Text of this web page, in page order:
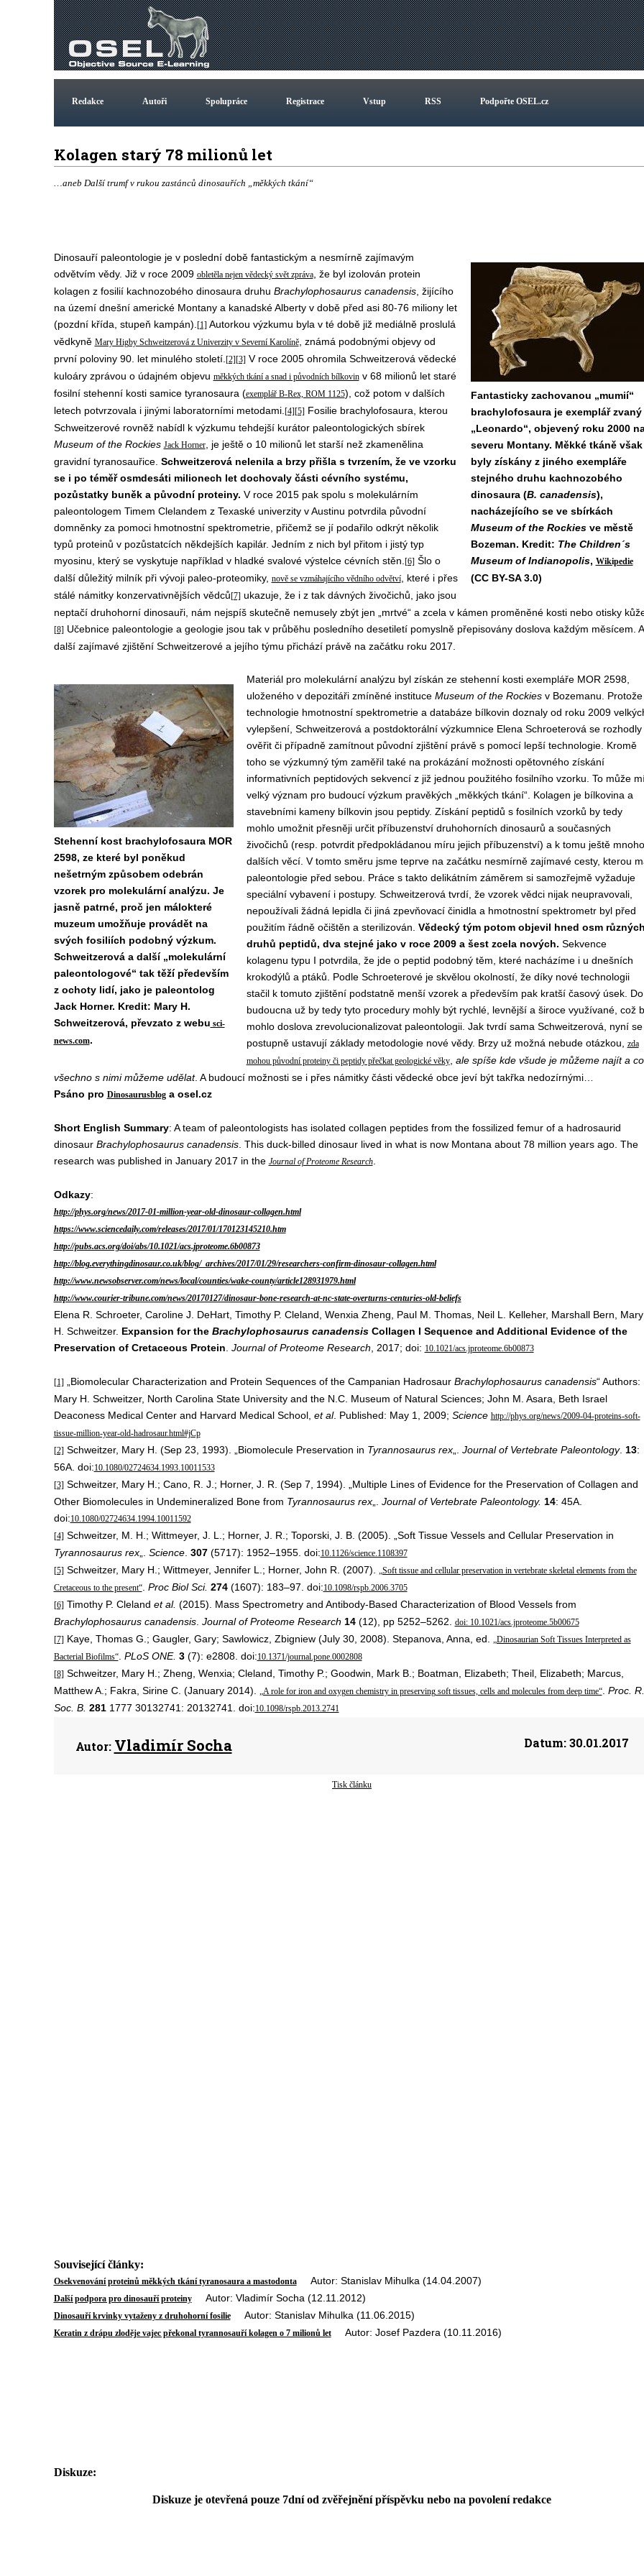
Redakce Autoři Spolupráce Registrace Vstup RSS Podpořte OSEL.cz
Kolagen starý 78 milionů let
…aneb Další trumf v rukou zastánců dinosauřích „měkkých tkání“
Fantasticky zachovanou „mumií“
brachylofosaura je exemplář zvaný
„Leonardo“, objevený roku 2000
severu Montany. Měkké tkáně však
byly získány z jiného exempláře
stejného druhu kachnozobého
dinosaura (B. canadensis),
nacházejícího se ve sbírkách
Museum of the Rockiesve městě
Bozeman. Kredit: The Children´s
Museum of Indianopolis, Wikipedie
(CC BY-SA 3.0)
Dinosauří paleontologie je v poslední době fantastickým a nesmírně zajímavým
odvětvím vědy. Již v roce 2009 obletěla nejen vědecký svět zpráva, že byl izolován protein
kolagen z fosilií kachnozobého dinosaura druhu Brachylophosaurus canadensis, žijícího
na území dnešní americké Montany a kanadské Alberty v době před asi 80-76 miliony let
(pozdní křída, stupeň kampán). [1]Autorkou výzkumu byla v té době již mediálně proslulá
vědkyně Mary Higby Schweitzerová z Univerzity v Severní Karolíně, známá podobnými objevy od
první poloviny 90. let minulého století. [2][3]V roce 2005 ohromila Schweitzerová vědecké
kuloáry zprávou o údajném objevu měkkých tkání a snad i původních bílkovinv 68 milionů let staré
fosilní stehenní kosti samice tyranosaura (exemplář B-Rex, ROM 1125), což potom v dalších
letech potvrzovala i jinými laboratorními metodami. [4][5]Fosilie brachylofosaura, kterou
Schweitzerové rovněž nabídl k výzkumu tehdejší kurátor paleontologických sbírek
Museum of the Rockies Jack Horner, je ještě o 10 milionů let starší než zkamenělina
gravidní tyranosauřice. Schweitzerová nelenila a brzy přišla s tvrzením, že ve vzorku
se i po téměř osmdesáti milionech let dochovaly části cévního systému,
pozůstatky buněk a původní proteiny. V roce 2015 pak spolu s molekulárním
paleontologem Timem Clelandem z Texaské univerzity v Austinu potvrdila původní
domněnky za pomoci hmotnostní spektrometrie, přičemž se jí podařilo odkrýt několik
typů proteinů v pozůstatcích někdejších kapilár. Jedním z nich byl přitom i jistý typ
myosinu, který se vyskytuje například v hladké svalové výstelce cévních stěn. [6]Šlo o
další důležitý milník při vývoji paleo-proteomiky, nově se vzmáhajícího vědního odvětví, které i přes
stálé námitky konzervativnějších vědců[7]ukazuje, že i z tak dávných živočichů, jako jsou
neptačí druhohorní dinosauři, nám nejspíš skutečně nemusely zbýt jen „mrtvé“ a zcela v kámen proměněné kosti nebo otisky
[8]Učebnice paleontologie a geologie jsou tak v průběhu posledního desetiletí pomyslně přepisovány doslova každým měsícem. A
další zajímavé zjištění Schweitzerové a jejího týmu přichází právě na začátku roku 2017.
Stehenní kost brachylofosaura MOR
2598, ze které byl poněkud
nešetrným způsobem odebrán
vzorek pro molekulární analýzu. Je
jasně patrné, proč jen málokteré
muzeum umožňuje provádět na
svých fosiliích podobný výzkum.
Schweitzerová a další „molekulární
paleontologové“ tak těží především
z ochoty lidí, jako je paleontolog
Jack Horner. Kredit: Mary H.
Schweitzerová, převzato z webu sci-
news.com.
Materiál pro molekulární analýzu byl získán ze stehenní kosti exempláře MOR 2598,
uloženého v depozitáři zmíněné instituce Museum of the Rockiesv Bozemanu. Protože
technologie hmotnostní spektrometrie a databáze bílkovin doznaly od roku 2009
vylepšení, Schweitzerová a postdoktorální výzkumnice Elena Schroeterová se rozhodly
ověřit či případně zamítnout původní zjištění právě s pomocí lepší technologie. Kromě
toho se výzkumný tým zaměřil také na prokázání možnosti opětovného získání
informativních peptidových sekvencí z již jednou použitého fosilního vzorku. To může
velký význam pro budoucí výzkum pravěkých „měkkých tkání“. Kolagen je bílkovina a
stavebními kameny bílkovin jsou peptidy. Získání peptidů s fosilních vzorků by tedy
mohlo umožnit přesněji určit příbuzenství druhohorních dinosaurů a současných
živočichů (resp. potvrdit předpokládanou míru jejich příbuzenství) a k tomu ještě mnoho
dalších věcí. V tomto směru jsme teprve na začátku nesmírně zajímavé cesty, kterou
paleontologie před sebou. Práce s takto delikátním záměrem si samozřejmě vyžaduje
speciální vybavení i postupy. Schweitzerová tvrdí, že vzorek vědci nijak neupravovali,
nepoužívali žádná lepidla či jiná zpevňovací činidla a hmotnostní spektrometr byl před
použitím řádně očištěn a sterilizován. Vědecký tým potom objevil hned osm
druhů peptidů, dva stejné jako v roce 2009 a šest zcela nových. Sekvence
kolagenu typu I potvrdila, že jde o peptid podobný těm, které nacházíme i u dnešních
krokodýlů a ptáků. Podle Schroeterové je skvělou okolností, že díky nové technologii
stačil k tomuto zjištění podstatně menší vzorek a především pak kratší časový úsek. Do
budoucna už by tedy tyto procedury mohly být rychlé, levnější a široce využívané, což
mohlo doslova zrevolucionalizovat paleontologii. Jak tvrdí sama Schweitzerová, nyní se
postupně ustavují základy metodologie nové vědy. Brzy už možná nebude otázkou,
zda
mohou původní proteiny či peptidy přečkat geologické věky, ale spíše kde všude je můžeme najít a co
všechno s nimi můžeme udělat. A budoucí možnosti se i přes námitky části vědecké obce jeví být takřka nedozírnými…
Psáno pro Dinosaurusbloga osel.cz
Short English Summary: A team of paleontologists has isolated collagen peptides from the fossilized femur of a hadrosaurid
dinosaur Brachylophosaurus canadensis. This duck-billed dinosaur lived in what is now Montana about 78 million years ago. The
research was published in January 2017 in the Journal of Proteome Research.
Odkazy:
http://phys.org/news/2017-01-million-year-old-dinosaur-collagen.html
https://www.sciencedaily.com/releases/2017/01/170123145210.htm
http://pubs.acs.org/doi/abs/10.1021/acs.jproteome.6b00873
http://blog.everythingdinosaur.co.uk/blog/_archives/2017/01/29/researchers-confirm-dinosaur-collagen.html
http://www.newsobserver.com/news/local/counties/wake-county/article128931979.html
http://www.courier-tribune.com/news/20170127/dinosaur-bone-research-at-nc-state-overturns-centuries-old-beliefs
Elena R. Schroeter, Caroline J. DeHart, Timothy P. Cleland, Wenxia Zheng, Paul M. Thomas, Neil L. Kelleher, Marshall Bern, Mary
H. Schweitzer. Expansion for the Brachylophosaurus canadensis Collagen I Sequence and Additional Evidence of the
Preservation of Cretaceous Protein Journal of Proteome Research , 2017; doi: 10.1021/acs.jproteome.6b00873
[1]„Biomolecular Characterization and Protein Sequences of the Campanian Hadrosaur Brachylophosaurus canadensis“ Authors:
Mary H. Schweitzer, North Carolina State University and the N.C. Museum of Natural Sciences; John M. Asara, Beth Israel
Deaconess Medical Center and Harvard Medical School, et al. Published: May 1, 2009; Science http://phys.org/news/2009-04-proteins-soft-
tissue-million-year-old-hadrosaur.html#jCp
[2]Schweitzer, Mary H. (Sep 23, 1993). „Biomolecule Preservation in Tyrannosaurus rex„. Journal of Vertebrate Paleontology. 13:
56A. doi:10.1080/02724634.1993.10011533
[3]Schweitzer, Mary H.; Cano, R. J.; Horner, J. R. (Sep 7, 1994). „Multiple Lines of Evidence for the Preservation of Collagen and
Other Biomolecules in Undemineralized Bone from Tyrannosaurus rex„. Journal of Vertebrate Paleontology. 14: 45A.
doi:10.1080/02724634.1994.10011592
[4]Schweitzer, M. H.; Wittmeyer, J. L.; Horner, J. R.; Toporski, J. B. (2005). „Soft Tissue Vessels and Cellular Preservation in
Tyrannosaurus rex„. Science. 307(5717): 1952–1955. doi:10.1126/science.1108397
[5]Schweitzer, Mary H.; Wittmeyer, Jennifer L.; Horner, John R. (2007).
„Soft tissue and cellular preservation in vertebrate skeletal elements from the
Cretaceous to the present“. Proc Biol Sci. 274(1607): 183–97. doi:10.1098/rspb.2006.3705
[6]Timothy P. Cleland et al. (2015). Mass Spectrometry and Antibody-Based Characterization of Blood Vessels from
Brachylophosaurus canadensis. Journal of Proteome Research 14(12), pp 5252–5262.
doi: 10.1021/acs.jproteome.5b00675
[7]Kaye, Thomas G.; Gaugler, Gary; Sawlowicz, Zbigniew (July 30, 2008). Stepanova, Anna, ed.
„Dinosaurian Soft Tissues Interpreted as
Bacterial Biofilms“. PLoS ONE. 3(7): e2808. doi:10.1371/journal.pone.0002808
[8]Schweitzer, Mary H.; Zheng, Wenxia; Cleland, Timothy P.; Goodwin, Mark B.; Boatman, Elizabeth; Theil, Elizabeth; Marcus,
Matthew A.; Fakra, Sirine C. (January 2014).
„A role for iron and oxygen chemistry in preserving soft tissues, cells and molecules from deep time“. Proc. R.
Soc. B. 2811777 30132741: 20132741. doi:10.1098/rspb.2013.2741
Autor: Vladimír Socha Datum:30.01.2017
Tisk článku
Související články:
Osekvenování proteinů měkkých tkání tyranosaura a mastodontaAutor: Stanislav Mihulka (14.04.2007)
Další podpora pro dinosauří proteinyAutor: Vladimír Socha (12.11.2012)
Dinosauří krvinky vytaženy z druhohorní fosilieAutor: Stanislav Mihulka (11.06.2015)
Keratin z drápu zloděje vajec překonal tyrannosauří kolagen o 7 milionů letAutor: Josef Pazdera (10.11.2016)
Diskuze:
Diskuze je otevřená pouze 7dní od zvěřejnění příspěvku nebo na povolení redakce